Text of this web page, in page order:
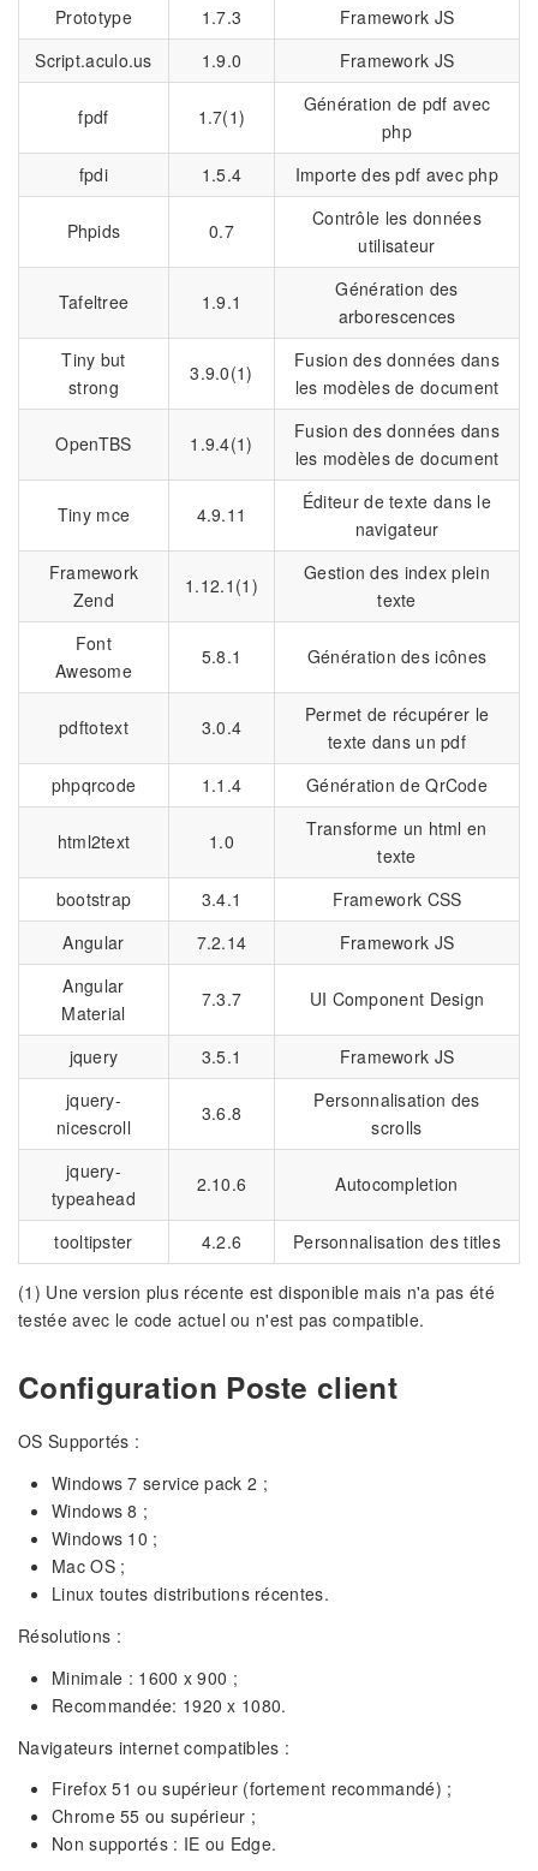
Prototype
1.7.3
Framework JS
Script.aculo.us
1.9.0 Framework JS
fpdf 1.7(1)
Génération de pdf avec
php
fpdi
1.5.4 Importe des pdf avec php
Phpids 0.7
Contrôle les données
utilisateur
Tafeltree 1.9.1
Génération des
arborescences
Tiny but
strong
3.9.0(1)
Fusion des données dans
les modèles de document
OpenTBS 1.9.4(1)
Fusion des données dans
les modèles de document
Tiny mce 4.9.11
Éditeur de texte dans le
navigateur
Framework
Zend
1.12.1(1)
Gestion des index plein
texte
Font
Awesome
5.8.1 Génération des icônes
pdftotext 3.0.4
Permet de récupérer le
texte dans un pdf
phpqrcode
1.1.4 Génération de QrCode
html2text 1.0
Transforme un html en
texte
bootstrap
3.4.1
Framework CSS
Angular
7.2.14
Framework JS
Angular
Material
7.3.7 UI Component Design
jquery 3.5.1
Framework JS
jquery-
nicescroll
3.6.8
Personnalisation des
scrolls
jquery-
typeahead
2.10.6 Autocompletion
tooltipster 4.2.6 Personnalisation des titles
(1) Une version plus récente est disponible mais n'a pas été
testée avec le code actuel ou n'est pas compatible.
Configuration Poste client
OS Supportés :
Windows 7 service pack 2 ;
Windows 8 ;
Windows 10 ;
Mac OS ;
Linux toutes distributions récentes.
Résolutions :
Minimale : 1600 x 900 ;
Recommandée: 1920 x 1080.
Navigateurs internet compatibles :
Firefox 51 ou supérieur (fortement recommandé) ;
Chrome 55 ou supérieur ;
Non supportés : IE ou Edge.